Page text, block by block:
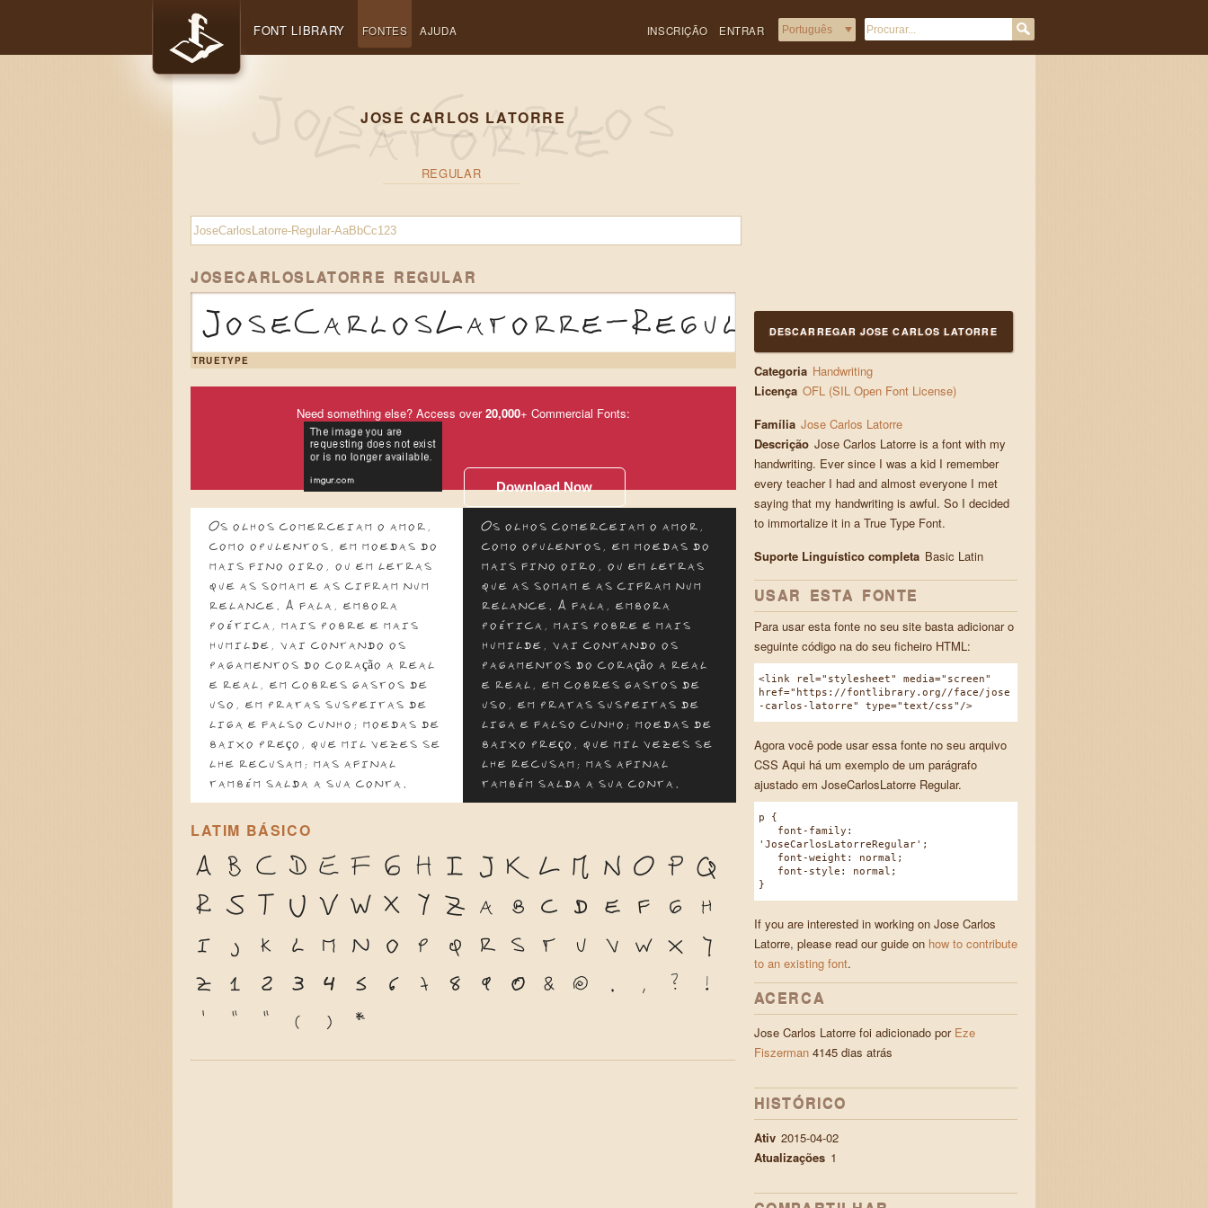
INSCRIÇÃO ENTRAR
FONT LIBRARY FONTES AJUDA
JOSE CARLOS LATORRE
REGULAR
JOSECARLOSLATORRE REGULAR
JoseCarlosLatorre-Regular-AaBbCc123
TRUETYPE
Need something else? Access over20,000+ Commercial Fonts:
Download Now
Os olhos comerceiam o amor,
como opulentos, em moedas do
mais fino oiro, ou em letras
que as somam e as cifram num
relance. A fala, embora
poética, mais pobre e mais
humilde, vai contando os
pagamentos do coração a real
e real, em cobres gastos de
uso, em pratas suspeitas de
liga e falso cunho; moedas de
baixo preço, que mil vezes se
lhe recusam; mas afinal
também salda a sua conta.
Os olhos comerceiam o amor,
como opulentos, em moedas do
mais fino oiro, ou em letras
que as somam e as cifram num
relance. A fala, embora
poética, mais pobre e mais
humilde, vai contando os
pagamentos do coração a real
e real, em cobres gastos de
uso, em pratas suspeitas de
liga e falso cunho; moedas de
baixo preço, que mil vezes se
lhe recusam; mas afinal
também salda a sua conta.
LATIM BÁSICO
A B C D E F G H I J K L M N O P Q
R
S T U V W X Y Z a b c d e f g
h
i
j k l m n o p q r s t u v w x
y
z
1 2 3 4 5 6 7 8 9 0 & @ . , ?
!
'
" " ( ) *
DESCARREGAR JOSE CARLOS LATORRE
Categoria Handwriting
Licença OFL (SIL Open Font License)
Família Jose Carlos Latorre
Descrição Jose Carlos Latorre is a font with my
handwriting. Ever since I was a kid I remember
every teacher I had and almost everyone I met
saying that my handwriting is awful. So I decided
to immortalize it in a True Type Font.
Suporte Linguístico completa Basic Latin
USAR ESTA FONTE
Para usar esta fonte no seu site basta adicionar o
seguinte código na do seu ficheiro HTML:
<link rel="stylesheet" media="screen"
href="https://fontlibrary.org//face/jose
-carlos-latorre" type="text/css"/>
Agora você pode usar essa fonte no seu arquivo
CSS Aqui há um exemplo de um parágrafo
ajustado em JoseCarlosLatorre Regular.
p {
font-family:
'JoseCarlosLatorreRegular';
font-weight: normal;
font-style: normal;
}
If you are interested in working on Jose Carlos
Latorre, please read our guide on how to contribute
to an existing font.
ACERCA
Jose Carlos Latorre foi adicionado por Eze
Fiszerman4145 dias atrás
HISTÓRICO
Ativ 2015-04-02
Atualizações 1